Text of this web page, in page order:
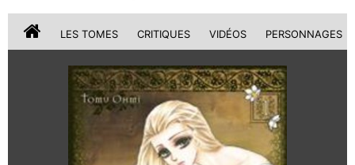
LES TOMES CRITIQUES VIDÉOS PERSONNAGES